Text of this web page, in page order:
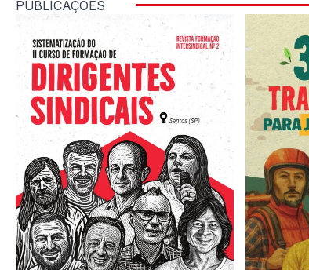
PUBLICAÇÕES